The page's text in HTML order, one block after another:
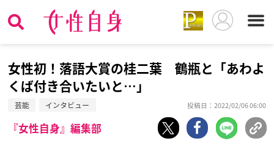
女性初！落語大賞の桂二葉 鶴瓶と「あわよ
くば付き合いたいと…」
芸能 インタビュー 投稿日：2022/02/06 06:00
『女性自身』編集部